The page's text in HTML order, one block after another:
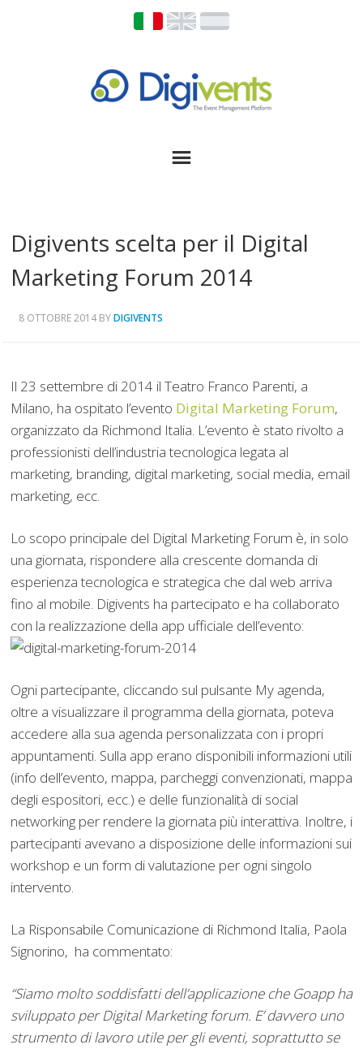
Digivents scelta per il Digital
Marketing Forum 2014
8 OTTOBRE 2014 BYDIGIVENTS
Il 23 settembre di 2014 il Teatro Franco Parenti, a
Milano, ha ospitato l’evento Digital Marketing Forum,
organizzato da Richmond Italia. L’evento è stato rivolto a
professionisti dell’industria tecnologica legata al
marketing, branding, digital marketing, social media, email
marketing, ecc.
Lo scopo principale del Digital Marketing Forum è, in solo
una giornata, rispondere alla crescente domanda di
esperienza tecnologica e strategica che dal web arriva
fino al mobile. Digivents ha partecipato e ha collaborato
con la realizzazione della app ufficiale dell’evento:
Ogni partecipante, cliccando sul pulsante My agenda,
oltre a visualizzare il programma della giornata, poteva
accedere alla sua agenda personalizzata con i propri
appuntamenti. Sulla app erano disponibili informazioni utili
(info dell’evento, mappa, parcheggi convenzionati, mappa
degli espositori, ecc.) e delle funzionalità di social
networking per rendere la giornata più interattiva. Inoltre, i
partecipanti avevano a disposizione delle informazioni sui
workshop e un form di valutazione per ogni singolo
intervento.
La Risponsabile Comunicazione di Richmond Italia, Paola
Signorino, ha commentato:
“Siamo molto soddisfatti dell’applicazione che Goapp ha
sviluppato per Digital Marketing forum. E’ davvero uno
strumento di lavoro utile per gli eventi, soprattutto se